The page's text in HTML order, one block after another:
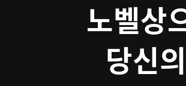
노벨상
당신